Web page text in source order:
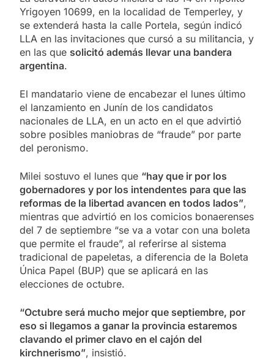
Yrigoyen 10699, en la localidad de Temperley, y
se extenderá hasta la calle Portela, según indicó
LLA en las invitaciones que cursó a su militancia, y
en las que solicitó además llevar una bandera
argentina.
El mandatario viene de encabezar el lunes último
el lanzamiento en Junín de los candidatos
nacionales de LLA, en un acto en el que advirtió
sobre posibles maniobras de “fraude” por parte
del peronismo.
Milei sostuvo el lunes que “hay que ir por los
gobernadores y por los intendentes para que las
reformas de la libertad avancen en todos lados”,
mientras que advirtió en los comicios bonaerenses
del 7 de septiembre “se va a votar con una boleta
que permite el fraude”, al referirse al sistema
tradicional de papeletas, a diferencia de la Boleta
Única Papel (BUP) que se aplicará en las
elecciones de octubre.
“Octubre será mucho mejor que septiembre, por
eso si llegamos a ganar la provincia estaremos
clavando el primer clavo en el cajón del
kirchnerismo”, insistió.